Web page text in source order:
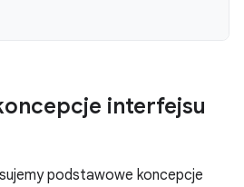
interfejsu
podstawowe koncepcje